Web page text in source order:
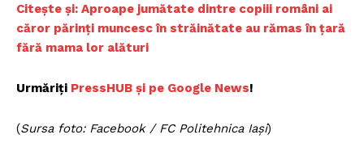
Citește și: Aproape jumătate dintre copiii români ai
căror părinți muncesc în străinătate au rămas în țară
fără mama lor alături
Urmăriți PressHUB și pe Google News!
(Sursa foto: Facebook / FC Politehnica Iași)